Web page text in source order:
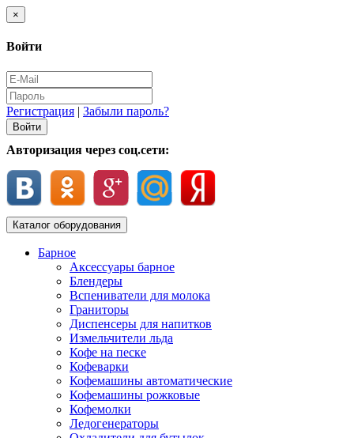
×
Войти
Регистрация | Забыли пароль?
Авторизация через соц.сети:
Каталог оборудования
Барное
Аксессуары барное
Блендеры
Вспениватели для молока
Граниторы
Диспенсеры для напитков
Измельчители льда
Кофе на песке
Кофеварки
Кофемашины автоматические
Кофемашины рожковые
Кофемолки
Ледогенераторы